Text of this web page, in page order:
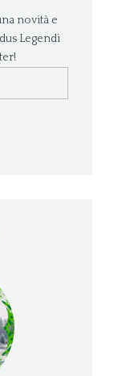
novità e
Legendi